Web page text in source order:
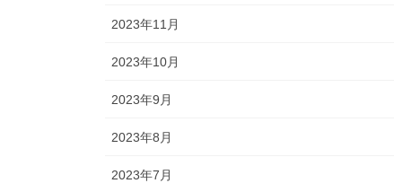
2023年11月
2023年10月
2023年9月
2023年8月
2023年7月